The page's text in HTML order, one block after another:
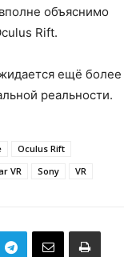
объяснимо
Rift.
ещё более
реальности.
Oculus Rift
VR Sony VR